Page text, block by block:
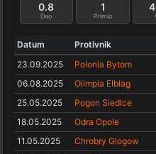
Dao
0.8
Primio
1
Datum Protivnik
23.09.2025
Polonia Bytom
06.08.2025 Olimpia Elblag
25.05.2025 Pogon Siedlce
18.05.2025 Odra Opole
11.05.2025 Chrobry Glogow